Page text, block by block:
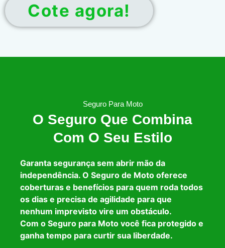
Cote agora!
Seguro Para Moto
O Seguro Que Combina
Com O Seu Estilo
Garanta segurança sem abrir mão da
independência. O Seguro de Moto oferece
coberturas e benefícios para quem roda todos
os dias e precisa de agilidade para que
nenhum imprevisto vire um obstáculo.
Com o Seguro para Moto você fica protegido e
ganha tempo para curtir sua liberdade.